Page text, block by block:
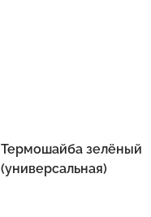
Термошайба зелёный
(универсальная)